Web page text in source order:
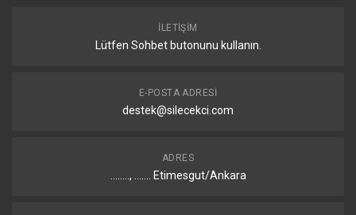
İLETIŞIM
Lütfen Sohbet butonunu kullanın.
E-POSTA ADRESI
destek@silecekci.com
ADRES
........, ....... Etimesgut/Ankara